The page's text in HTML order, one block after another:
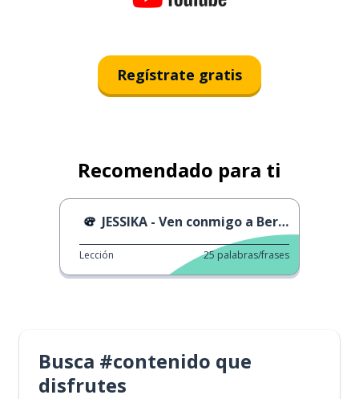
Regístrate gratis
Recomendado para ti
JESSIKA - Ven conmigo a Berlin
Lección 25 palabras/frases
Busca #contenido que
disfrutes